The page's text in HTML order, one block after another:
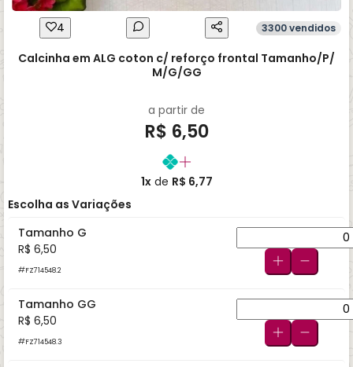
4 3300 vendidos
Calcinha em ALG coton c/ reforço frontal Tamanho/P/
M/G/GG
a partir de
R$ 6,50
1xde R$ 6,77
Escolha as Variações
Tamanho G
R$ 6,50
FZ714548.2
Tamanho GG
R$ 6,50
FZ714548.3